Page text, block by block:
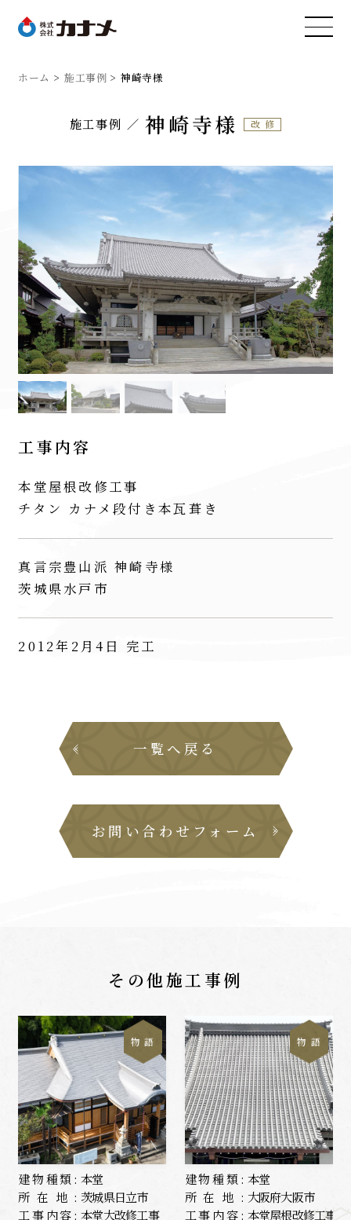
ホーム 施工事例 神崎寺様
施工事例 神崎寺様 改修
工事内容
本堂屋根改修工事
チタン カナメ段付き本瓦葺き
真言宗豊山派 神崎寺様
茨城県水戸市
2012年2月4日 完工
一覧へ戻る
お問い合わせフォーム
その他施工事例
物 語
建物種類: 本堂
所在地: 茨城県日立市
工事内容: 本堂大改修工事
物 語
建物種類: 本堂
所在地: 大阪府大阪市
工事内容: 本堂屋根改修工事